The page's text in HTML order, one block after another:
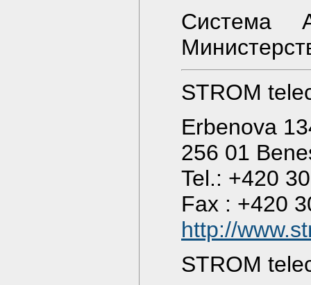
Система
STROM
Erbenova
256 01
Tel.: +420
Fax : +420
http://
STROM